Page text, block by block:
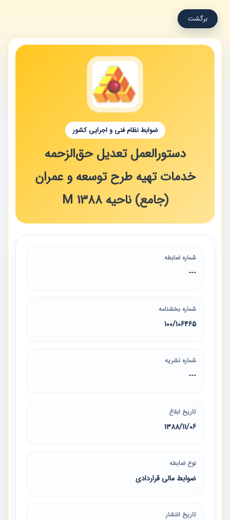
برگشت
ضوابط نظام فنی و اجرایی کشور
دستورالعمل تعدیل حق‌الزحمه
خدمات تهیه طرح‌ توسعه و عمران
(جامع) ناحیه M 1388
شماره ضابطه
---
شماره بخشنامه
100/106465
شماره نشریه
---
تاریخ ابلاغ
1388/11/06
نوع ضابطه
ضوابط مالی قراردادی
تاریخ انتشار